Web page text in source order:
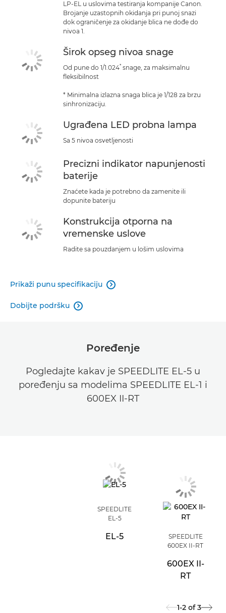
LP-EL u uslovima testiranja kompanije Canon.
Brojanje uzastopnih okidanja pri punoj snazi
dok ograničenje za okidanje blica ne dođe do
nivoa 1.
Širok opseg nivoa snage
Od pune do 1/1.024* snage, za maksimalnu
fleksibilnost
* Minimalna izlazna snaga blica je 1/128 za brzu
sinhronizaciju.
Ugrađena LED probna lampa
Sa 5 nivoa osvetljenosti
Precizni indikator napunjenosti
baterije
Znaćete kada je potrebno da zamenite ili
dopunite bateriju
Konstrukcija otporna na
vremenske uslove
Radite sa pouzdanjem u lošim uslovima
Prikaži punu specifikaciju 
Dobijte podršku 
Poređenje
Pogledajte kakav je SPEEDLITE EL-5 u
poređenju sa modelima SPEEDLITE EL-1 i
600EX II-RT
SPEEDLITE
EL-5
EL-5
SPEEDLITE
600EX II-RT
600EX II-
RT
1-2 of 3